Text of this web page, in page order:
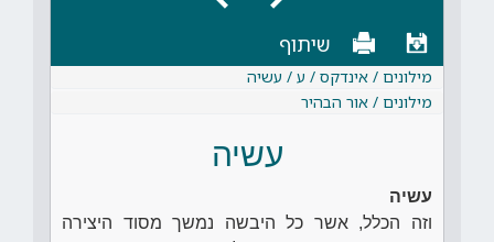
שיתוף
מילונים / אינדקס / ע / עשיה
מילונים / אור הבהיר
עשיה
עשיה
וזה הכלל, אשר כל היבשה נמשך מסוד היצירה